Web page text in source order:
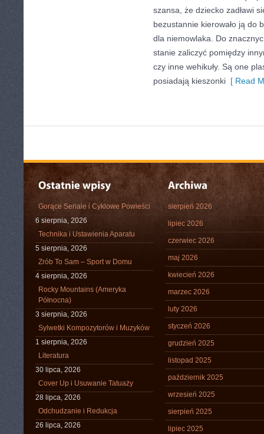
szansa, że dziecko zadławi
bezustannie kierowało ją do
dla niemowlaka. Do
stanie zaliczyć pomiędzy
czy inne wehikuły. Są one
posiadają kieszonki [ Read
Gorące Seriale i Cyklowe Powieści
6 sierpnia, 2026
Technika i Ustawienia Aparatu
5 sierpnia, 2026
Zrób To Sam – Sport w Domu
4 sierpnia, 2026
Rocky Mountains (Ameryka
Północna)
3 sierpnia, 2026
Sylwetki Kompozytorów i Muzyków
1 sierpnia, 2026
Literatura
30 lipca, 2026
Cover Up i Usuwanie Tatuaży
28 lipca, 2026
Odchudzanie i Redukcja
26 lipca, 2026
sierpień 2026
lipiec 2026
czerwiec 2026
maj 2026
kwiecień 2026
marzec 2026
luty 2026
styczeń 2026
grudzień 2025
listopad 2025
październik 2025
wrzesień 2025
sierpień 2025
lipiec 2025